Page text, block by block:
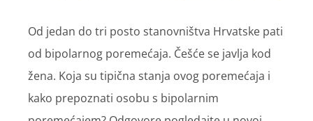
Od jedan do tri posto stanovništva Hrvatske pati
od bipolarnog poremećaja. Češće se javlja kod
žena. Koja su tipična stanja ovog poremećaja i
kako prepoznati osobu s bipolarnim